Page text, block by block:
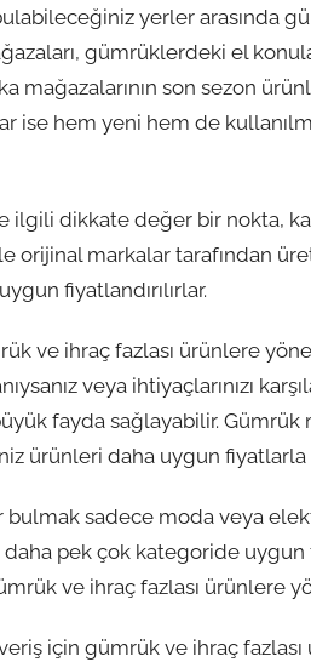
yerler arasında
gümrüklerdeki el
mağazalarının son sezon
ise hem yeni hem de
ilgili dikkate değer bir nokta,
markalar tarafından
fiyatlandırılırlar.
ve ihraç fazlası ürünlere
veya ihtiyaçlarınızı
fayda sağlayabilir.
ürünleri daha uygun fiyatlarla
bulmak sadece moda veya
pek çok kategoride
ve ihraç fazlası ürünlere
için gümrük ve ihraç